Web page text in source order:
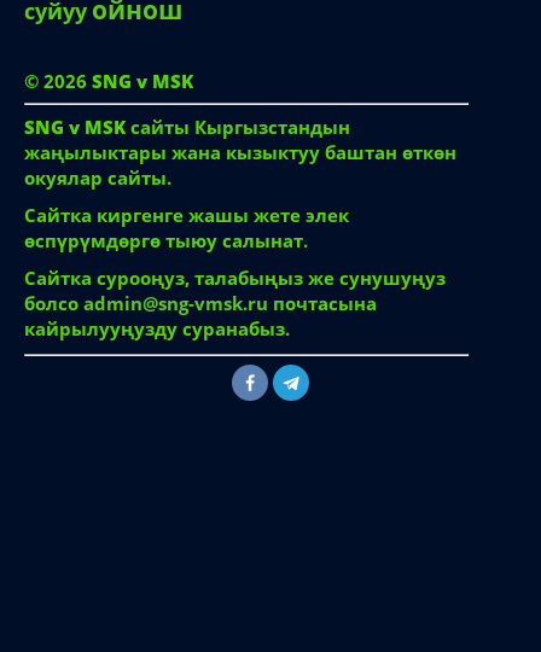
суйуу ойнош
© 2026 SNG v MSK
SNG v MSK сайты Кыргызстандын
жаңылыктары жана кызыктуу баштан өткөн
окуялар сайты.
Сайтка киргенге жашы жете элек
өспүрүмдөргө тыюу салынат.
Сайтка сурооңуз, талабыңыз же сунушуңуз
болсо admin@sng-vmsk.ru почтасына
кайрылууңузду суранабыз.